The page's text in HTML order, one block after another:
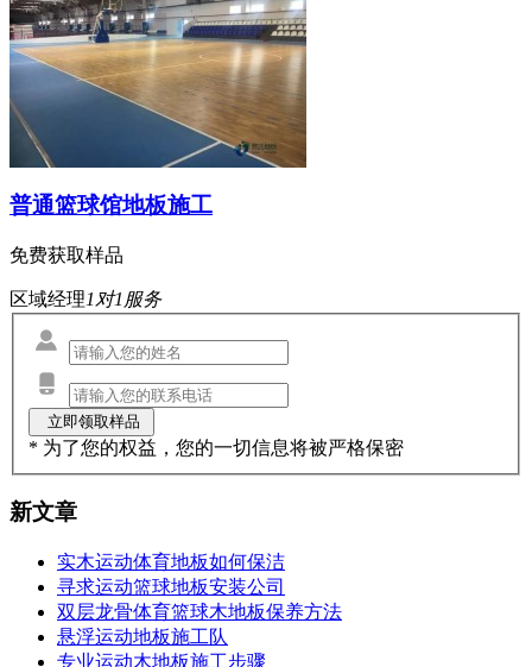
普通篮球馆地板施工
免费获取样品
区域经理1对1服务
* 为了您的权益，您的一切信息将被严格保密
新文章
实木运动体育地板如何保洁
寻求运动篮球地板安装公司
双层龙骨体育篮球木地板保养方法
悬浮运动地板施工队
专业运动木地板施工步骤